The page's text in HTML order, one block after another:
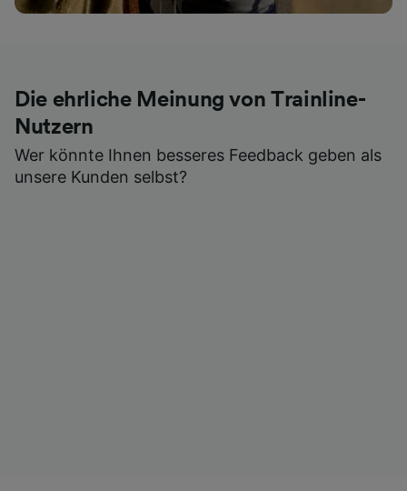
Die ehrliche Meinung von Trainline-
Nutzern
Wer könnte Ihnen besseres Feedback geben als
unsere Kunden selbst?